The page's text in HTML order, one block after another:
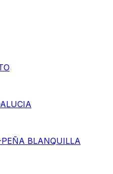
BLANQUILLA